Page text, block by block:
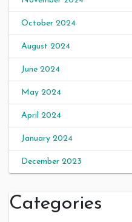
October 2024
August 2024
June 2024
May 2024
April 2024
January 2024
December 2023
Categories